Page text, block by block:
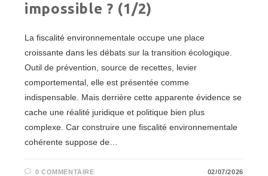
impossible ? (1/2)
La fiscalité environnementale occupe une place
croissante dans les débats sur la transition écologique.
Outil de prévention, source de recettes, levier
comportemental, elle est présentée comme
indispensable. Mais derrière cette apparente évidence se
cache une réalité juridique et politique bien plus
complexe. Car construire une fiscalité environnementale
cohérente suppose de…
0 COMMENTAIRE 02/07/2026